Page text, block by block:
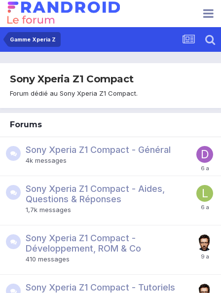
Gamme Xperia Z
Sony Xperia Z1 Compact
Forum dédié au Sony Xperia Z1 Compact.
Forums
Sony Xperia Z1 Compact - Général
4k messages
Sony Xperia Z1 Compact - Aides,
Questions & Réponses
1,7k messages
Sony Xperia Z1 Compact -
Développement, ROM & Co
410 messages
Sony Xperia Z1 Compact - Tutoriels